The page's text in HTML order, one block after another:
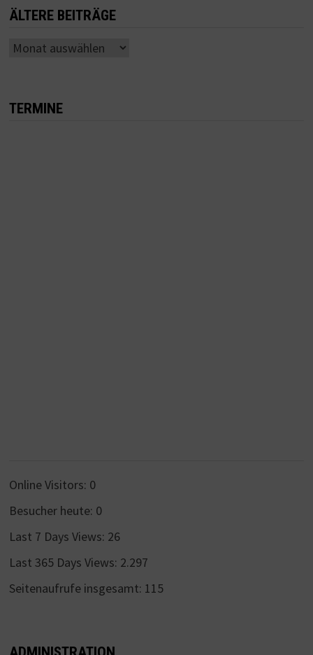
ÄLTERE BEITRÄGE
Ältere
TERMINE
Online Visitors: 0
Besucher heute: 0
Last 7 Days Views: 26
Last 365 Days Views: 2.297
Seitenaufrufe insgesamt: 115